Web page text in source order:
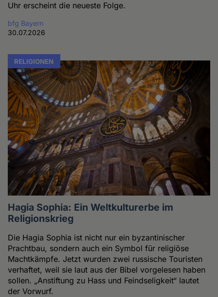
Uhr erscheint die neueste Folge.
bfg Bayern
30.07.2026
RELIGIONEN
Hagia Sophia: Ein Weltkulturerbe im
Religionskrieg
Die Hagia Sophia ist nicht nur ein byzantinischer
Prachtbau, sondern auch ein Symbol für religiöse
Machtkämpfe. Jetzt wurden zwei russische Touristen
verhaftet, weil sie laut aus der Bibel vorgelesen haben
sollen. „Anstiftung zu Hass und Feindseligkeit“ lautet
der Vorwurf.